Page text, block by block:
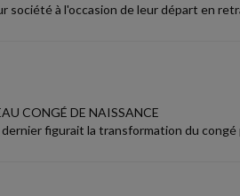
société à l'occasion de leur départ en
CONGÉ DE NAISSANCE
figurait la transformation du